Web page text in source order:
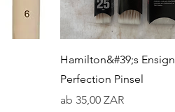
Schnellansicht
Hamilton&#39;s Ensign
Perfection Pinsel
ab 35,00 ZAR
Sale-Preis